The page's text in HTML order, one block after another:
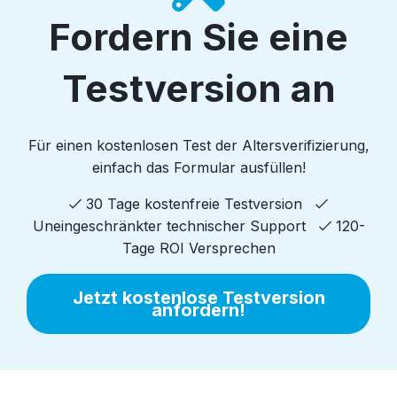
Fordern Sie eine
Testversion an
Für einen kostenlosen Test der Altersverifizierung,
einfach das Formular ausfüllen!
30 Tage kostenfreie Testversion
Uneingeschränkter technischer Support
120-
Tage ROI Versprechen
Jetzt kostenlose Testversion
anfordern!